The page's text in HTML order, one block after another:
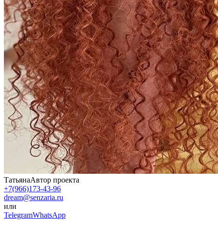
ТатьянаАвтор проекта
+7(966)173-43-96
dream@senzaria.ru
или
TelegramWhatsApp